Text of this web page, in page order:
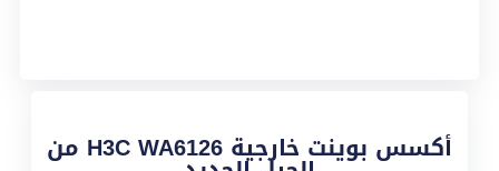
أكسس بوينت خارجية H3C WA6126 من